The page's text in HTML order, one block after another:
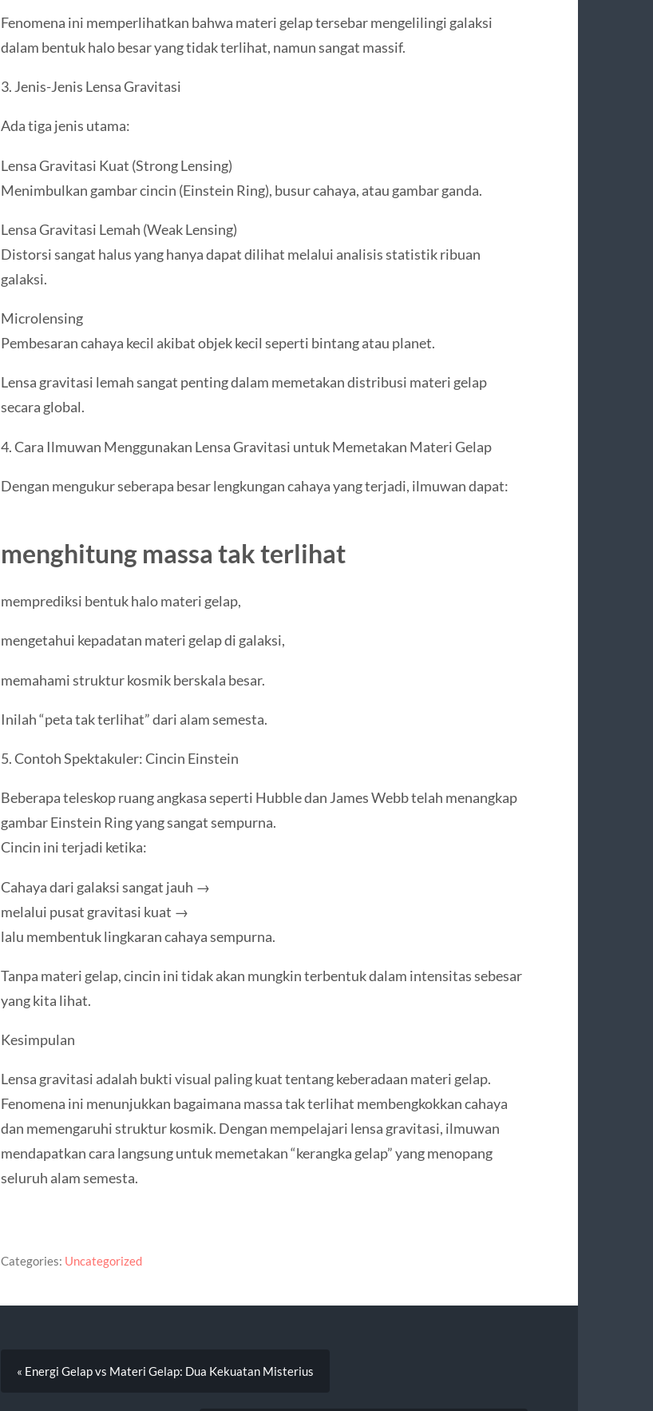
Fenomena ini memperlihatkan bahwa materi gelap tersebar mengelilingi galaksi
dalam bentuk halo besar yang tidak terlihat, namun sangat massif.
3. Jenis-Jenis Lensa Gravitasi
Ada tiga jenis utama:
Lensa Gravitasi Kuat (Strong Lensing)
Menimbulkan gambar cincin (Einstein Ring), busur cahaya, atau gambar ganda.
Lensa Gravitasi Lemah (Weak Lensing)
Distorsi sangat halus yang hanya dapat dilihat melalui analisis statistik ribuan
galaksi.
Microlensing
Pembesaran cahaya kecil akibat objek kecil seperti bintang atau planet.
Lensa gravitasi lemah sangat penting dalam memetakan distribusi materi gelap
secara global.
4. Cara Ilmuwan Menggunakan Lensa Gravitasi untuk Memetakan Materi Gelap
Dengan mengukur seberapa besar lengkungan cahaya yang terjadi, ilmuwan dapat:
menghitung massa tak terlihat
memprediksi bentuk halo materi gelap,
mengetahui kepadatan materi gelap di galaksi,
memahami struktur kosmik berskala besar.
Inilah “peta tak terlihat” dari alam semesta.
5. Contoh Spektakuler: Cincin Einstein
Beberapa teleskop ruang angkasa seperti Hubble dan James Webb telah menangkap
gambar Einstein Ring yang sangat sempurna.
Cincin ini terjadi ketika:
Cahaya dari galaksi sangat jauh →
melalui pusat gravitasi kuat →
lalu membentuk lingkaran cahaya sempurna.
Tanpa materi gelap, cincin ini tidak akan mungkin terbentuk dalam intensitas sebesar
yang kita lihat.
Kesimpulan
Lensa gravitasi adalah bukti visual paling kuat tentang keberadaan materi gelap.
Fenomena ini menunjukkan bagaimana massa tak terlihat membengkokkan cahaya
dan memengaruhi struktur kosmik. Dengan mempelajari lensa gravitasi, ilmuwan
mendapatkan cara langsung untuk memetakan “kerangka gelap” yang menopang
seluruh alam semesta.
Categories: Uncategorized
« Energi Gelap vs Materi Gelap: Dua Kekuatan Misterius